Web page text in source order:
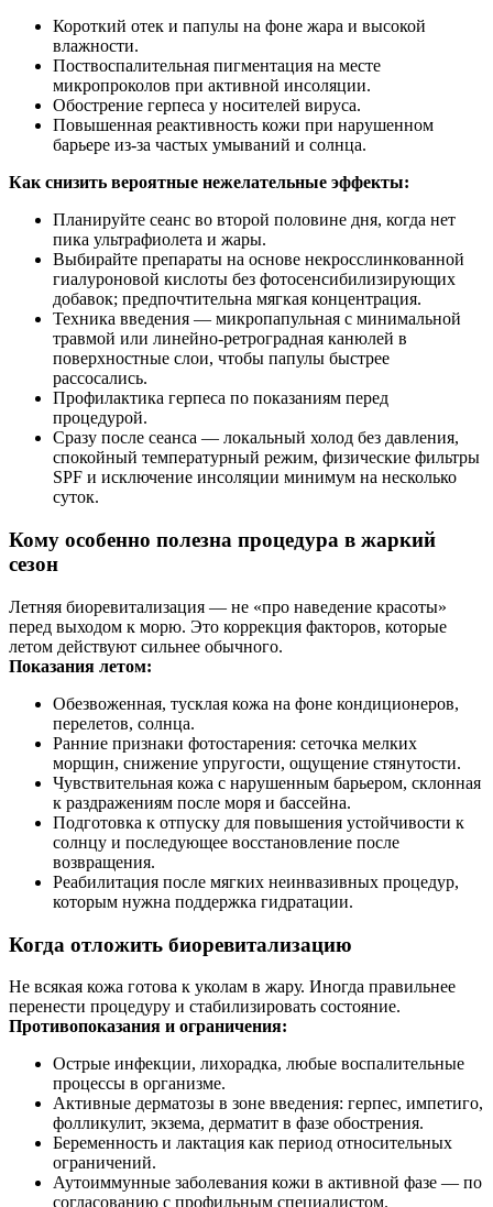
Короткий отек и папулы на фоне жара и высокой
влажности.
Поствоспалительная пигментация на месте
микропроколов при активной инсоляции.
Обострение герпеса у носителей вируса.
Повышенная реактивность кожи при нарушенном
барьере из-за частых умываний и солнца.
Как снизить вероятные нежелательные эффекты:
Планируйте сеанс во второй половине дня, когда нет
пика ультрафиолета и жары.
Выбирайте препараты на основе некросслинкованной
гиалуроновой кислоты без фотосенсибилизирующих
добавок; предпочтительна мягкая концентрация.
Техника введения — микропапульная с минимальной
травмой или линейно-ретроградная канюлей в
поверхностные слои, чтобы папулы быстрее
рассосались.
Профилактика герпеса по показаниям перед
процедурой.
Сразу после сеанса — локальный холод без давления,
спокойный температурный режим, физические фильтры
SPF и исключение инсоляции минимум на несколько
суток.
Кому особенно полезна процедура в жаркий
сезон
Летняя биоревитализация — не «про наведение красоты»
перед выходом к морю. Это коррекция факторов, которые
летом действуют сильнее обычного.
Показания летом:
Обезвоженная, тусклая кожа на фоне кондиционеров,
перелетов, солнца.
Ранние признаки фотостарения: сеточка мелких
морщин, снижение упругости, ощущение стянутости.
Чувствительная кожа с нарушенным барьером, склонная
к раздражениям после моря и бассейна.
Подготовка к отпуску для повышения устойчивости к
солнцу и последующее восстановление после
возвращения.
Реабилитация после мягких неинвазивных процедур,
которым нужна поддержка гидратации.
Когда отложить биоревитализацию
Не всякая кожа готова к уколам в жару. Иногда правильнее
перенести процедуру и стабилизировать состояние.
Противопоказания и ограничения:
Острые инфекции, лихорадка, любые воспалительные
процессы в организме.
Активные дерматозы в зоне введения: герпес, импетиго,
фолликулит, экзема, дерматит в фазе обострения.
Беременность и лактация как период относительных
ограничений.
Аутоиммунные заболевания кожи в активной фазе — по
согласованию с профильным специалистом.